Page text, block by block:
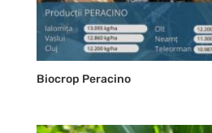
Biocrop Peracino